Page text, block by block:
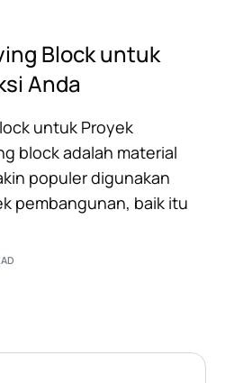
Block untuk
Anda
untuk Proyek
block adalah material
populer digunakan
pembangunan, baik itu